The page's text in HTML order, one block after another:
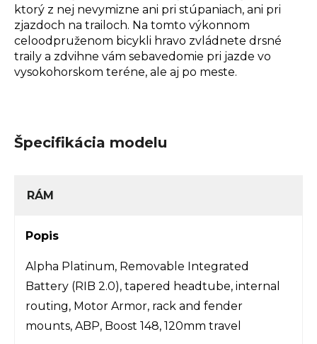
ktorý z nej nevymizne ani pri stúpaniach, ani pri
zjazdoch na trailoch. Na tomto výkonnom
celoodpruženom bicykli hravo zvládnete drsné
traily a zdvihne vám sebavedomie pri jazde vo
vysokohorskom teréne, ale aj po meste.
Špecifikácia modelu
RÁM
Popis
Alpha Platinum, Removable Integrated
Battery (RIB 2.0), tapered headtube, internal
routing, Motor Armor, rack and fender
mounts, ABP, Boost 148, 120mm travel